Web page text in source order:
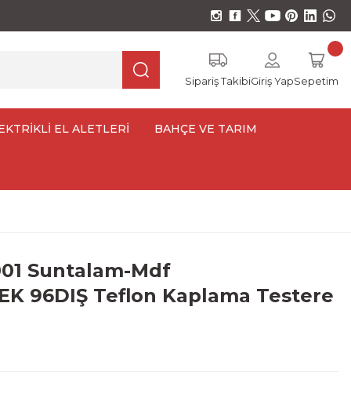
Sipariş TakibiGiriş YapSepetim
EL ALETLERİ BAHÇE VE TARIM
Suntalam-Mdf
96DIŞ Teflon Kaplama Testere